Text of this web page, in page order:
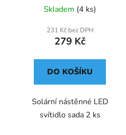
Skladem (4 ks)
231 Kč bez DPH
279 Kč
DO KOŠÍKU
Solární nástěnné LED
svítidlo sada 2 ks